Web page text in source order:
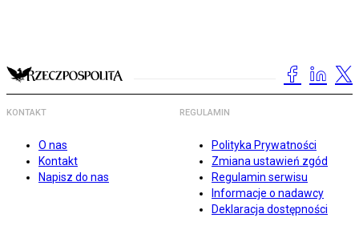
KONTAKT
O nas
Kontakt
Napisz do nas
REGULAMIN
Polityka Prywatności
Zmiana ustawień zgód
Regulamin serwisu
Informacje o nadawcy
Deklaracja dostępności